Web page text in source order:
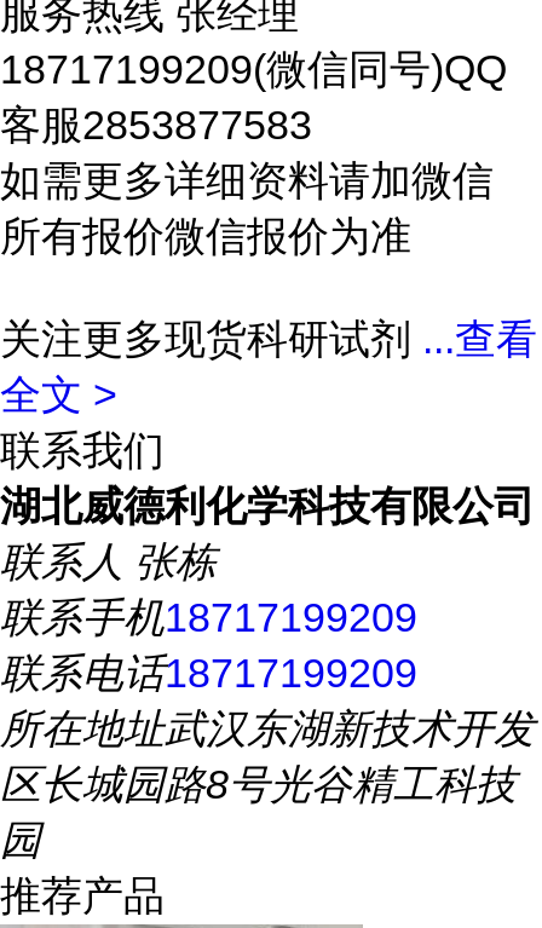
服务热线 张经理
18717199209(微信同号)QQ
客服2853877583
如需更多详细资料请加微信
所有报价微信报价为准
关注更多现货科研试剂 ...查看
全文 >
联系我们
湖北威德利化学科技有限公司
联系人 张栋
联系手机18717199209
联系电话18717199209
所在地址武汉东湖新技术开发
区长城园路8号光谷精工科技
园
推荐产品